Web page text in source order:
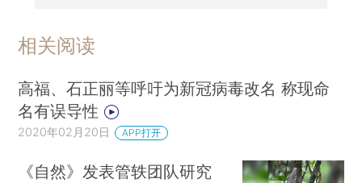
相关阅读
高福、石正丽等呼吁为新冠病毒改名 称现命
名有误导性
2020年02月20日 APP打开
《自然》发表管轶团队研究